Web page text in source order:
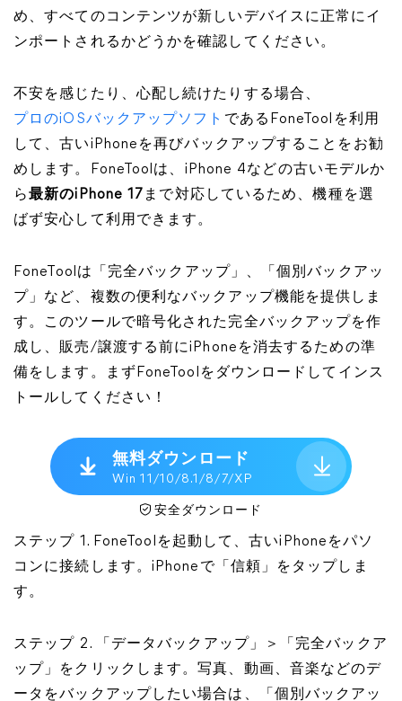
め、すべてのコンテンツが新しいデバイスに正常にイ
ンポートされるかどうかを確認してください。
不安を感じたり、心配し続けたりする場合、
プロのiOSバックアップソフト であるFoneToolを利用
して、古いiPhoneを再びバックアップすることをお勧
めします。FoneToolは、iPhone 4などの古いモデルか
ら最新のiPhone 17 まで対応しているため、機種を選
ばず安心して利用できます。
FoneToolは「完全バックアップ」、「個別バックアッ
プ」など、複数の便利なバックアップ機能を提供しま
す。このツールで暗号化された完全バックアップを作
成し、販売/譲渡する前にiPhoneを消去するための準
備をします。まずFoneToolをダウンロードしてインス
トールしてください！
無料ダウンロード
Win 11/10/8.1/8/7/XP
安全ダウンロード
ステップ 1. FoneToolを起動して、古いiPhoneをパソ
コンに接続します。iPhoneで「信頼」をタップしま
す。
ステップ 2. 「データバックアップ」＞「完全バックア
ップ」をクリックします。写真、動画、音楽などのデ
ータをバックアップしたい場合は、「個別バックアッ